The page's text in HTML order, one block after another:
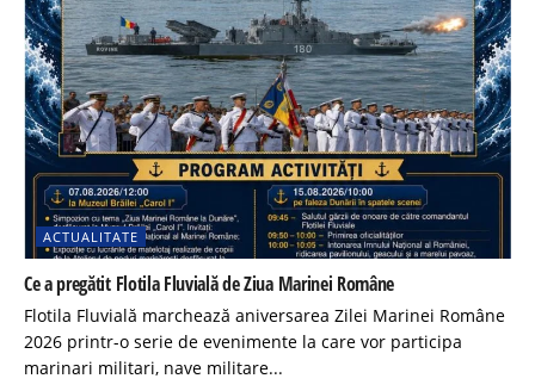
ACTUALITATE
Ce a pregătit Flotila Fluvială de Ziua Marinei Române
Flotila Fluvială marchează aniversarea Zilei Marinei Române
2026 printr-o serie de evenimente la care vor participa
marinari militari, nave militare...